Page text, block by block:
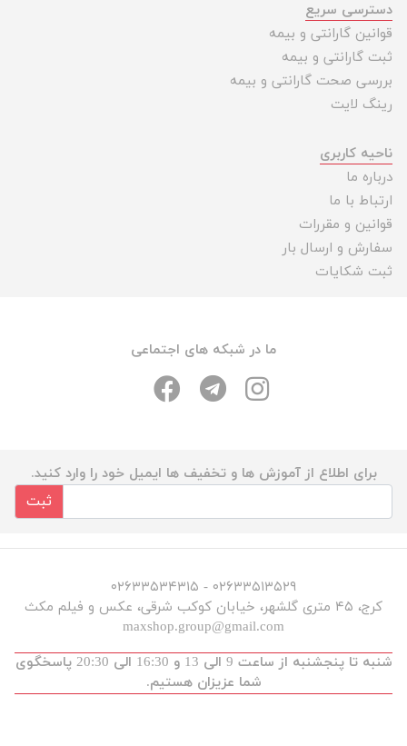
دسترسی سریع
قوانین گارانتی و بیمه
ثبت گارانتی و بیمه
بررسی صحت گارانتی و بیمه
رینگ لایت
ناحیه کاربری
درباره ما
ارتباط با ما
قوانین و مقررات
سفارش و ارسال بار
ثبت شکایات
ما در شبکه های اجتماعی
برای اطلاع از آموزش ها و تخفیف ها ایمیل خود را وارد کنید.
ثبت
۰۲۶۳۳۵۱۳۵۲۹ - ۰۲۶۳۳۵۳۴۳۱۵
کرج، ۴۵ متری گلشهر، خیابان کوکب شرقی، عکس و فیلم مکث
maxshop.group@gmail.com
شنبه تا پنجشنبه از ساعت 9 الی 13 و 16:30 الی 20:30 پاسخگوی
شما عزیزان هستیم.